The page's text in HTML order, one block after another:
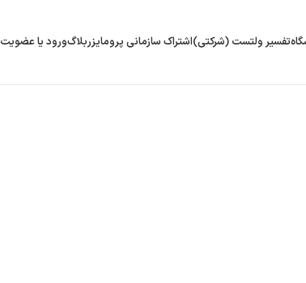
تفسیر ولتست (شرکتی)اشتراک سازمانی پرومایزربلاگورود یا عضویت